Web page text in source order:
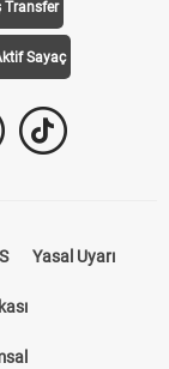
Transfer
Sayaç